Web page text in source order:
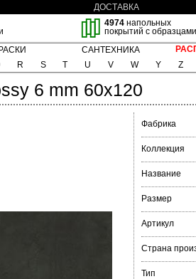
ДОСТАВКА
4974напольных
покрытий с образцами
САНТЕХНИКА
R S T U V W Y Z
6 mm 60x120
Фабрика
Коллекция
Название
Размер
Артикул
Страна
Тип